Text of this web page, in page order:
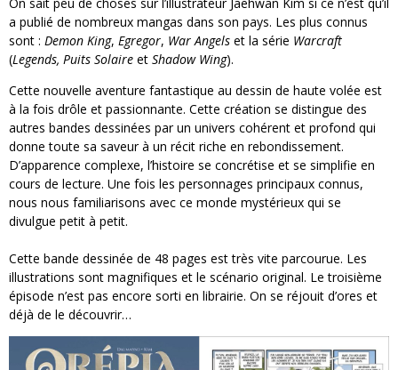
a publié de nombreux mangas dans son pays. Les plus connus
sont : Demon King, Egregor, War Angels et la série Warcraft
(Legends, Puits Solaire et Shadow Wing).
Cette nouvelle aventure fantastique au dessin de haute volée est
à la fois drôle et passionnante. Cette création se distingue des
autres bandes dessinées par un univers cohérent et profond qui
donne toute sa saveur à un récit riche en rebondissement.
D’apparence complexe, l’histoire se concrétise et se simplifie en
cours de lecture. Une fois les personnages principaux connus,
nous nous familiarisons avec ce monde mystérieux qui se
divulgue petit à petit.
Cette bande dessinée de 48 pages est très vite parcourue. Les
illustrations sont magnifiques et le scénario original. Le troisième
épisode n’est pas encore sorti en librairie. On se réjouit d’ores et
déjà de le découvrir…